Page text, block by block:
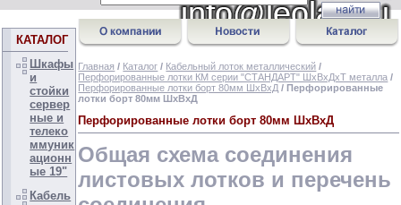
КАТАЛОГ
Шкафы
и
стойки
сервер
ные и
телеко
ммуник
ационн
ые 19"
Кабель
Главная / Каталог / Кабельный лоток металлический /
Перфорированные лотки КМ серии "СТАНДАРТ" ШхВхДхТ металла /
Перфорированные лотки борт 80мм ШхВхД / Перфорированные
лотки борт 80мм ШхВхД
Перфорированные лотки борт 80мм ШхВхД
Общая схема соединения
листовых лотков и перечень